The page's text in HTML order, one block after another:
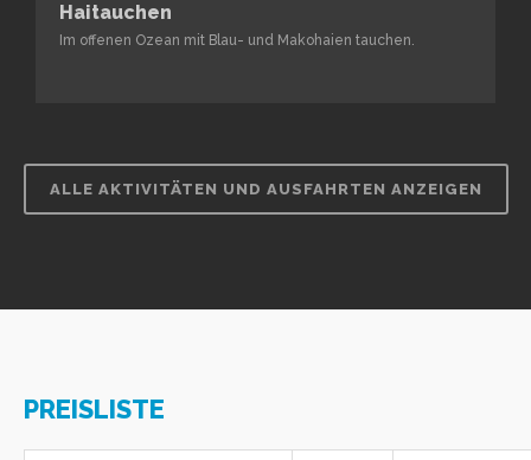
Haitauchen
Im offenen Ozean mit Blau- und Makohaien tauchen.
ALLE AKTIVITÄTEN UND AUSFAHRTEN ANZEIGEN
PREISLISTE